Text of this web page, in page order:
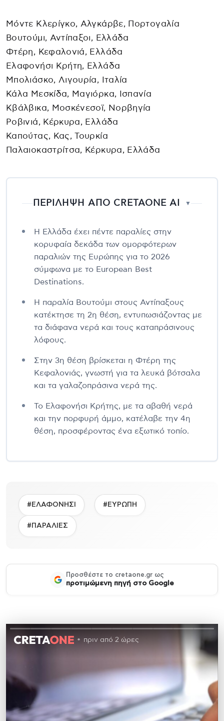
Μόντε Κλερίγκο, Αλγκάρβε, Πορτογαλία
Βουτούμι, Αντίπαξοι, Ελλάδα
Φτέρη, Κεφαλονιά, Ελλάδα
Ελαφονήσι Κρήτη, Ελλάδα
Μπολιάσκο, Λιγουρία, Ιταλία
Κάλα Μεσκίδα, Μαγιόρκα, Ισπανία
Κβάλβικα, Μοσκένεσοϊ, Νορβηγία
Ροβινιά, Κέρκυρα, Ελλάδα
Καπούτας, Κας, Τουρκία
Παλαιοκαστρίτσα, Κέρκυρα, Ελλάδα
ΠΕΡΙΛΗΨΗ ΑΠΟ CRETAONE AI ▼
Η Ελλάδα έχει πέντε παραλίες στην
κορυφαία δεκάδα των ομορφότερων
παραλιών της Ευρώπης για το 2026
σύμφωνα με το European Best
Destinations.
Η παραλία Βουτούμι στους Αντίπαξους
κατέκτησε τη 2η θέση, εντυπωσιάζοντας με
τα διάφανα νερά και τους καταπράσινους
λόφους.
Στην 3η θέση βρίσκεται η Φτέρη της
Κεφαλονιάς, γνωστή για τα λευκά βότσαλα
και τα γαλαζοπράσινα νερά της.
Το Ελαφονήσι Κρήτης, με τα αβαθή νερά
και την πορφυρή άμμο, κατέλαβε την 4η
θέση, προσφέροντας ένα εξωτικό τοπίο.
#ΕΛΑΦΟΝΗΣΙ #ΕΥΡΩΠΗ
#ΠΑΡΑΛΙΕΣ
Προσθέστε το cretaone.gr ως
προτιμώμενη πηγή στο Google
πριν από 2 ώρες